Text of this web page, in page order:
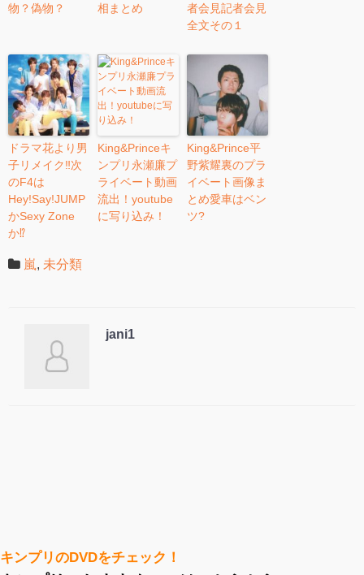
物？偽物？
相まとめ
者会見記者会見
全文その１
ドラマ花より男
子リメイク‼︎次
のF4は
Hey!Say!JUMP
かSexy Zone
か⁉︎
King&Princeキ
ンプリ永瀬廉プ
ライベート動画
流出！youtube
に写り込み！
King&Prince平
野紫耀裏のプラ
イベート画像ま
とめ愛車はベン
ツ?
嵐, 未分類
jani1
キンプリのDVDをチェック！